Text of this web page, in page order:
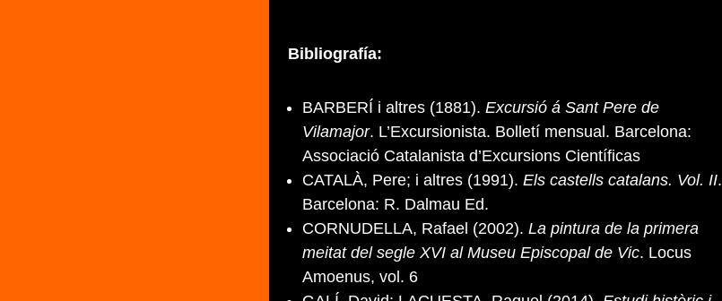
Bibliografía:
BARBERÍ i altres (1881). Excursió á Sant Pere de
Vilamajor. L’Excursionista. Bolletí mensual. Barcelona:
Associació Catalanista d’Excursions Científicas
CATALÀ, Pere; i altres (1991). Els castells catalans. Vol. II.
Barcelona: R. Dalmau Ed.
CORNUDELLA, Rafael (2002). La pintura de la primera
meitat del segle XVI al Museu Episcopal de Vic. Locus
Amoenus, vol. 6